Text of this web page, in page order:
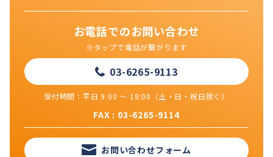
お電話でのお問い合わせ
※タップで電話が繋がります
受付時間：平日 9:00 ～ 18:00（土・日・祝日除く）
03-6265-9113
FAX : 03-6265-9114
お問い合わせフォーム